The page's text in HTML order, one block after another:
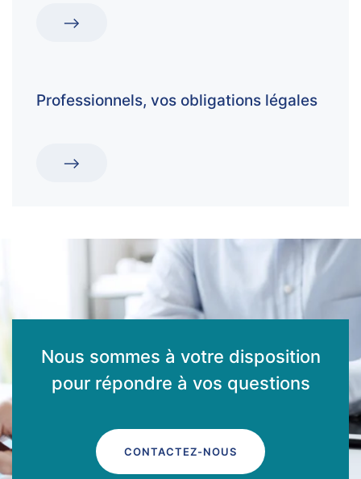
Professionnels, vos obligations légales
Nous sommes à votre disposition
pour répondre à vos questions
CONTACTEZ-NOUS